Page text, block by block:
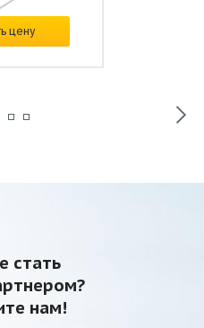
цену
стать
нам!